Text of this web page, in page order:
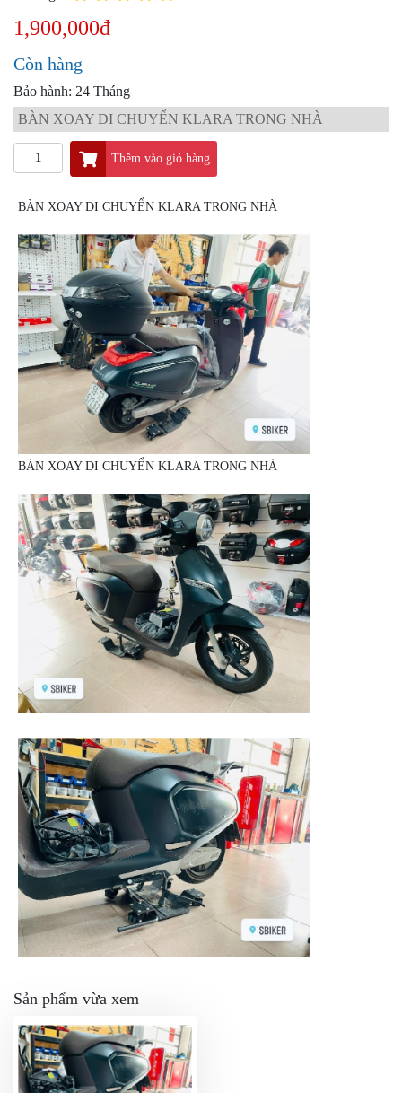
ĐỒ
CHƠI
PG1
PHỤ
KIỆN
YAMAHA
PG-
CẢNG
GIVI
ZR
ĐỒ
CHƠI
XE
PHỤ
KIỆN
XSR
155
GIVI
GĂNG
TAY
MOTO
DƯỠNG
SÊN
BALO
GIVI
GIÀY
MOTO
GIÁP
MOTO
TAI
NGHE
GẮN
MŨ
BẢO
HIỂM
BỘ
VÁ
XE
AND
PHỤ
KIỆN
MOTOWOLF
1,900,000đ
Còn hàng
Bảo hành: 24 Tháng
BÀN XOAY DI CHUYỂN KLARA TRONG NHÀ
Thêm vào giỏ hàng
BÀN XOAY DI CHUYỂN KLARA TRONG NHÀ
BÀN XOAY DI CHUYỂN KLARA TRONG NHÀ
Sản phẩm vừa xem